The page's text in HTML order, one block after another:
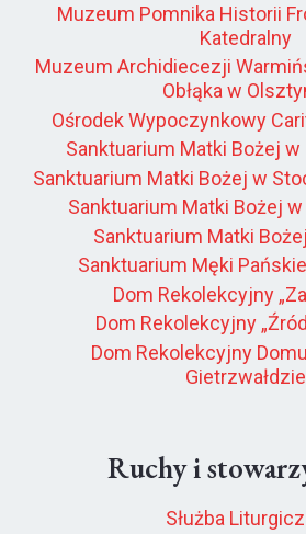
Muzeum Pomnika Historii
Katedralny
Muzeum Archidiecezji
Obłąka w
Ośrodek Wypoczynkowy
Sanktuarium Matki Bożej w
Sanktuarium Matki Bożej w
Sanktuarium Matki Bożej
Sanktuarium Matki
Sanktuarium Męki
Dom Rekolekcyjny
Dom Rekolekcyjny
Dom Rekolekcyjny
Gietrzwałdzie
Ruchy i
Służba